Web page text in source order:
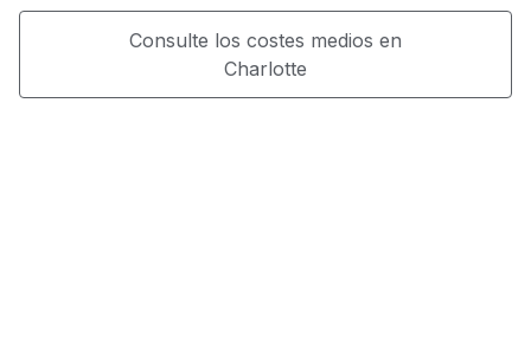
Consulte los costes medios en
Charlotte